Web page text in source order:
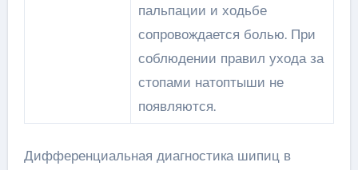
пальпации и ходьбе
сопровождается болью. При
соблюдении правил ухода за
стопами натоптыши не
появляются.
Дифференциальная диагностика шипиц в